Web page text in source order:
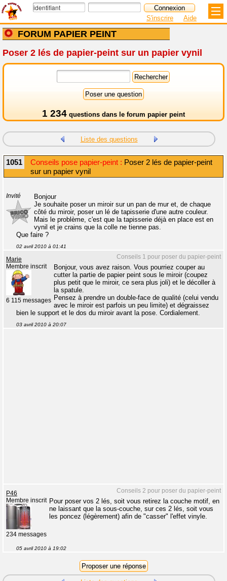
FORUM PAPIER PEINT
S'inscrire Aide
Poser 2 lés de papier-peint sur un papier vynil
1 234 questions dans le forum papier peint
Liste des questions
1051 Conseils pose papier-peint : Poser 2 lés de papier-peint
sur un papier vynil
Invité
Bonjour
Je souhaite poser un miroir sur un pan de mur et, de chaque
côté du miroir, poser un lé de tapisserie d'une autre couleur.
Mais le problème, c'est que la tapisserie déjà en place est en
vynil et je crains que la colle ne tienne pas.
Que faire ?
02 avril 2010 à 01:41
Conseils 1 pour poser du papier-peint
Marie
Membre inscrit
6 115 messages
Bonjour, vous avez raison. Vous pourriez couper au
cutter la partie de papier peint sous le miroir (coupez
plus petit que le miroir, ce sera plus joli) et le décoller à
la spatule.
Pensez à prendre un double-face de qualité (celui vendu
avec le miroir est parfois un peu limite) et dégraissez
bien le support et le dos du miroir avant la pose. Cordialement.
03 avril 2010 à 20:07
Conseils 2 pour poser du papier-peint
P46
Membre inscrit
234 messages
Pour poser vos 2 lés, soit vous retirez la couche motif, en
ne laissant que la sous-couche, sur ces 2 lés, soit vous
les poncez (légèrement) afin de "casser" l'effet vinyle.
05 avril 2010 à 19:02